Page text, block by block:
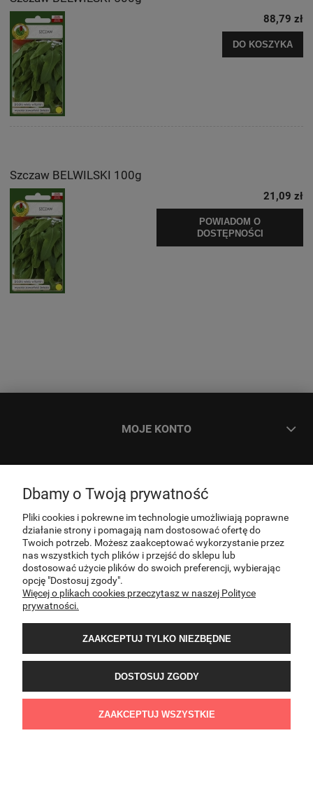
88,79 zł
DO KOSZYKA
Szczaw BELWILSKI 100g
21,09 zł
POWIADOM O
DOSTĘPNOŚCI
MOJE KONTO
INFORMACJE
O NAS
KONTAKT
Sklep internetowy PNOS | Ożarowska 40/42, 05-850 Ożarów Mazowiecki | E-mail:
Dbamy o Twoją prywatność
Pliki cookies i pokrewne im technologie umożliwiają poprawne
działanie strony i pomagają nam dostosować ofertę do
Twoich potrzeb. Możesz zaakceptować wykorzystanie przez
nas wszystkich tych plików i przejść do sklepu lub
dostosować użycie plików do swoich preferencji, wybierając
opcję "Dostosuj zgody".
Więcej o plikach cookies przeczytasz w naszej Polityce
prywatności.
ZAAKCEPTUJ TYLKO NIEZBĘDNE
DOSTOSUJ ZGODY
ZAAKCEPTUJ WSZYSTKIE